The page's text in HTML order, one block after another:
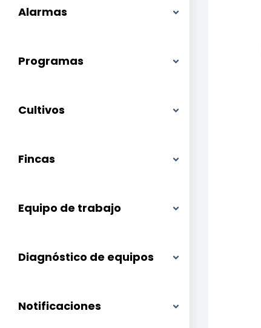
Alarmas
Programas
Cultivos
Fincas
Equipo de trabajo
Diagnóstico de equipos
Notificaciones